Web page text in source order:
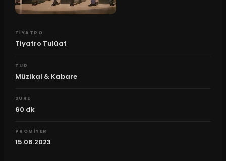
TIYATRO
Tiyatro Tulûat
TUR
Müzikal & Kabare
SURE
60 dk
PROMIYER
15.06.2023